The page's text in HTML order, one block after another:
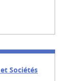
Sociétés